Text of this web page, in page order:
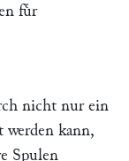
fuͤr
nicht nur ein
kann,
Spulen